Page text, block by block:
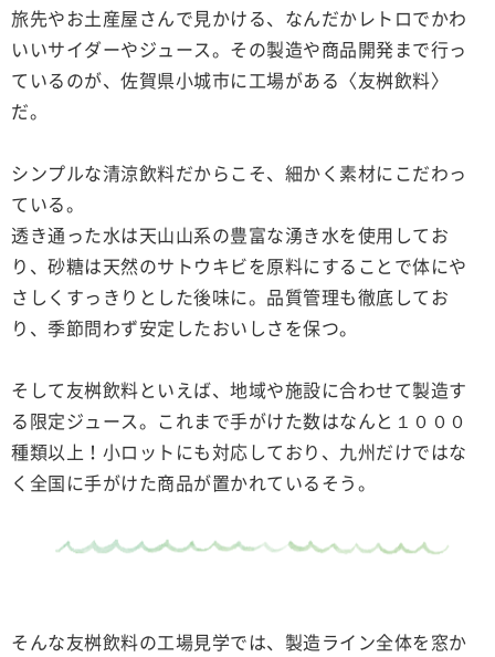
旅先やお土産屋さんで見かける、なんだかレトロでかわ
いいサイダーやジュース。その製造や商品開発まで行っ
ているのが、佐賀県小城市に工場がある〈友桝飲料〉
だ。
シンプルな清涼飲料だからこそ、細かく素材にこだわっ
ている。
透き通った水は天山山系の豊富な湧き水を使用してお
り、砂糖は天然のサトウキビを原料にすることで体にや
さしくすっきりとした後味に。品質管理も徹底してお
り、季節問わず安定したおいしさを保つ。
そして友桝飲料といえば、地域や施設に合わせて製造す
る限定ジュース。これまで手がけた数はなんと１０００
種類以上！小ロットにも対応しており、九州だけではな
く全国に手がけた商品が置かれているそう。
そんな友桝飲料の工場見学では、製造ライン全体を窓か